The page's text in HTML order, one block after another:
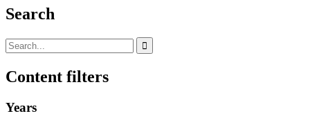
Search
Content filters
Years